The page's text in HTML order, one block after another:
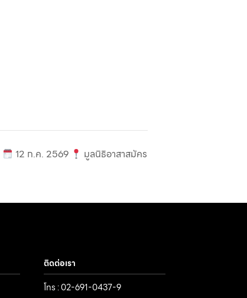
12 ก.ค. 2569
มูลนิธิอาสาสมัคร
ติดต่อเรา
โทร : 02-691-0437-9